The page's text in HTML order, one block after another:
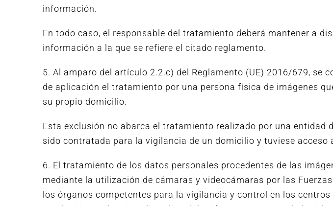
información.
En todo caso, el responsable del tratamiento deberá mantener a
información a la que se refiere el citado reglamento.
5. Al amparo del artículo 2.2.c) del Reglamento (UE) 2016/679, se
de aplicación el tratamiento por una persona física de imágenes
su propio domicilio.
Esta exclusión no abarca el tratamiento realizado por una entidad
sido contratada para la vigilancia de un domicilio y tuviese acceso
6. El tratamiento de los datos personales procedentes de las
mediante la utilización de cámaras y videocámaras por las
los órganos competentes para la vigilancia y control en los